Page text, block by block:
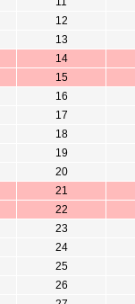
12
13
14
15
16
17
18
19
20
21
22
23
24
25
26